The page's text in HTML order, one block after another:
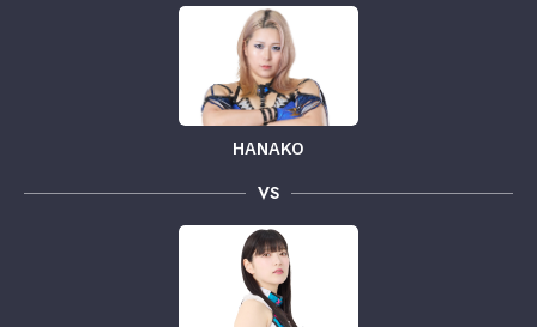
HANAKO
VS